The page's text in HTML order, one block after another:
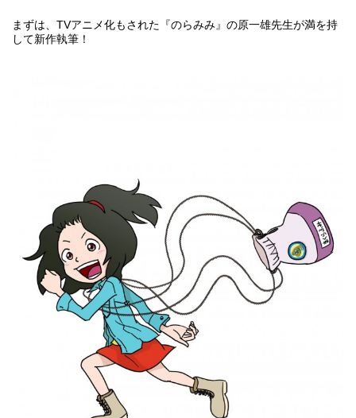
まずは、TVアニメ化もされた 『のらみみ』 の原一雄先生が満を持
して新作執筆！